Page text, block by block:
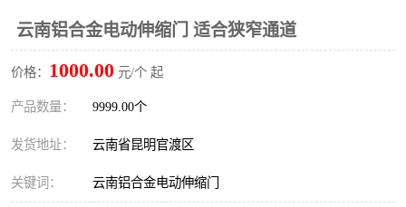
云南铝合金电动伸缩门 适合狭窄通道
价格： 1000.00 元/个 起
产品数量： 9999.00个
发货地址： 云南省昆明官渡区
关键词： 云南铝合金电动伸缩门